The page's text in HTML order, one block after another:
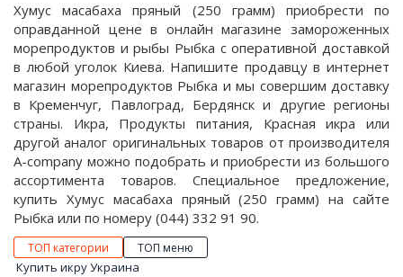
Хумус масабаха пряный (250 грамм) приобрести по
оправданной цене в онлайн магазине замороженных
морепродуктов и рыбы Рыбка с оперативной доставкой
в любой уголок Киева. Напишите продавцу в интернет
магазин морепродуктов Рыбка и мы совершим доставку
в Кременчуг, Павлоград, Бердянск и другие регионы
страны. Икра, Продукты питания, Красная икра или
другой аналог оригинальных товаров от производителя
A-company можно подобрать и приобрести из большого
ассортимента товаров. Специальное предложение,
купить Хумус масабаха пряный (250 грамм) на сайте
Рыбка или по номеру (044) 332 91 90.
ТОП категории ТОП меню
Купить икру Украина